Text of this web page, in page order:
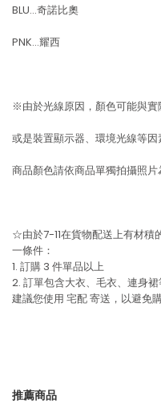
BLU…奇諾比奧
PNK…耀西
※由於光線原因，顏色可能與實
或是裝置顯示器、環境光線等因
商品顏色請依商品單獨拍攝照片
☆由於7-11在貨物配送上有材積
一條件：
1. 訂購 3 件單品以上
2. 訂單包含大衣、毛衣、連身
建議您使用 宅配寄送，以避免
推薦商品